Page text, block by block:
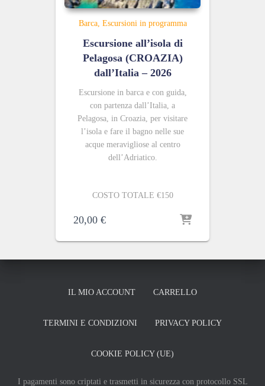
Barca Escursioni in programma
Escursione all’isola di
Pelagosa (CROAZIA)
dall’Italia – 2026
Escursione in barca e con guida,
con partenza dall’Italia, a
Pelagosa, in Croazia, per visitare
l’isola e fare il bagno nelle sue
acque meravigliose al centro
dell’Adriatico.
COSTO TOTALE €150
20,00 €
IL MIO ACCOUNT CARRELLO
TERMINI E CONDIZIONI PRIVACY POLICY
COOKIE POLICY (UE)
I pagamenti sono criptati e trasmetti in sicurezza con protocollo SSL